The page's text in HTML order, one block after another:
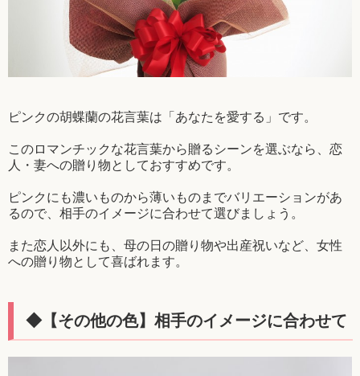
ピンクの胡蝶蘭の花言葉は「あなたを愛する」です。
このロマンチックな花言葉から贈るシーンを選ぶなら、恋
人・妻への贈り物としておすすめです。
ピンクにも濃いものから薄いものまでバリエーションがあ
るので、相手のイメージに合わせて選びましょう。
また恋人以外にも、母の日の贈り物や出産祝いなど、女性
への贈り物として喜ばれます。
◆【その他の色】相手のイメージに合わせて